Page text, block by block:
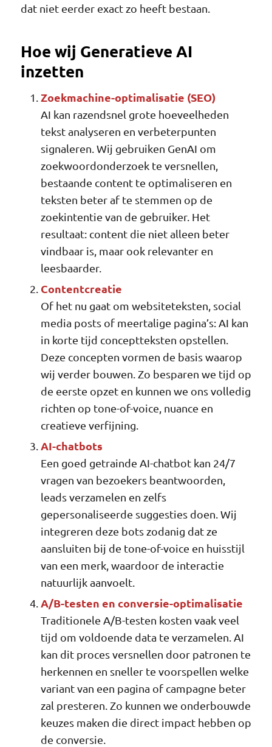
dat niet eerder exact zo heeft bestaan.
Hoe wij Generatieve AI
inzetten
Zoekmachine-optimalisatie (SEO)
AI kan razendsnel grote hoeveelheden
tekst analyseren en verbeterpunten
signaleren. Wij gebruiken GenAI om
zoekwoordonderzoek te versnellen,
bestaande content te optimaliseren en
teksten beter af te stemmen op de
zoekintentie van de gebruiker. Het
resultaat: content die niet alleen beter
vindbaar is, maar ook relevanter en
leesbaarder.
Contentcreatie
Of het nu gaat om websiteteksten, social
media posts of meertalige pagina’s: AI kan
in korte tijd conceptteksten opstellen.
Deze concepten vormen de basis waarop
wij verder bouwen. Zo besparen we tijd op
de eerste opzet en kunnen we ons volledig
richten op tone-of-voice, nuance en
creatieve verfijning.
AI-chatbots
Een goed getrainde AI-chatbot kan 24/7
vragen van bezoekers beantwoorden,
leads verzamelen en zelfs
gepersonaliseerde suggesties doen. Wij
integreren deze bots zodanig dat ze
aansluiten bij de tone-of-voice en huisstijl
van een merk, waardoor de interactie
natuurlijk aanvoelt.
A/B-testen en conversie-optimalisatie
Traditionele A/B-testen kosten vaak veel
tijd om voldoende data te verzamelen. AI
kan dit proces versnellen door patronen te
herkennen en sneller te voorspellen welke
variant van een pagina of campagne beter
zal presteren. Zo kunnen we onderbouwde
keuzes maken die direct impact hebben op
de conversie.